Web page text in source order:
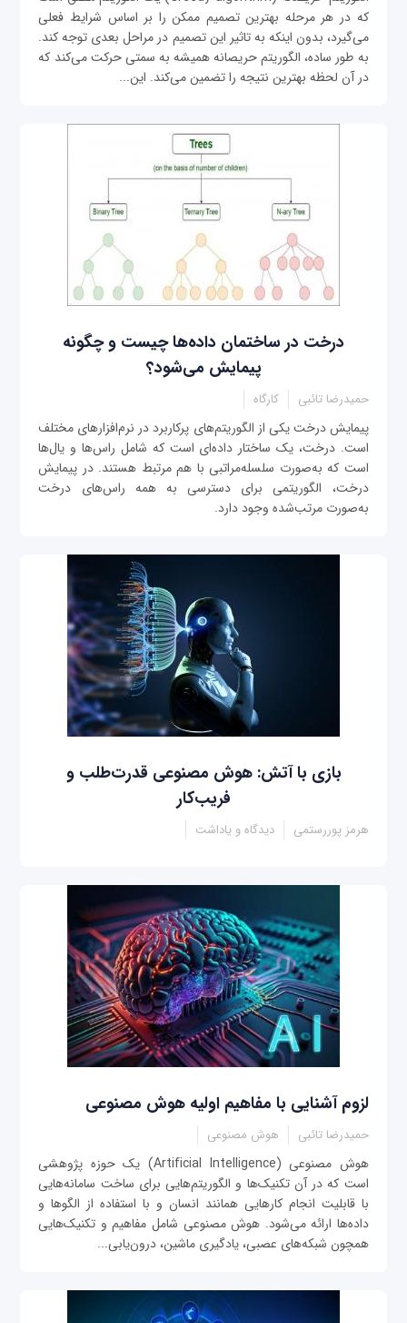
که در هر مرحله بهترین تصمیم ممکن را بر اساس شرایط فعلی
می‌گیرد، بدون اینکه به تاثیر این تصمیم در مراحل بعدی توجه کند.
به طور ساده، الگوریتم حریصانه همیشه به سمتی حرکت می‌کند که
در آن لحظه بهترین نتیجه را تضمین می‌کند. این...
درخت در ساختمان داده‌ها چیست و چگونه
پیمایش می‌شود؟
حمیدرضا تائبی کارگاه
پیمایش درخت یکی از الگوریتم‌های پرکاربرد در نرم‌افزارهای مختلف
است. درخت، یک ساختار داده‌ای است که شامل راس‌ها و یال‌ها
است که به‌صورت سلسله‌مراتبی با هم مرتبط هستند. در پیمایش
درخت، الگوریتمی برای دسترسی به همه راس‌های درخت
به‌صورت مرتب‌شده وجود دارد.
بازی با آتش: هوش مصنوعی قدرت‌طلب و
فریب‌کار
هرمز پوررستمی دیدگاه و یاداشت
لزوم آشنایی با مفاهیم اولیه هوش مصنوعی
حمیدرضا تائبی هوش مصنوعی
هوش مصنوعی (Artificial Intelligence) یک حوزه پژوهشی
است که در آن تکنیک‌ها و الگوریتم‌هایی برای ساخت سامانه‌هایی
با قابلیت انجام کارهایی همانند انسان و با استفاده از الگوها و
داده‌ها ارائه می‌شود. هوش مصنوعی شامل مفاهیم و تکنیک‌هایی
همچون شبکه‌های عصبی، یادگیری ماشین، درون‌یابی...